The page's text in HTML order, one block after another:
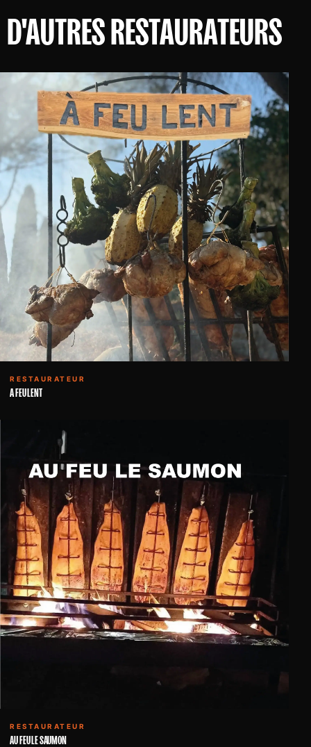
D'AUTRES RESTAURATEURS
RESTAURATEUR
A FEU LENT
RESTAURATEUR
AU FEU LE SAUMON